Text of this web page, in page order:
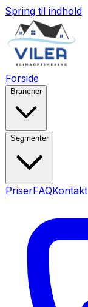
Spring til indhold
Forside
Brancher
Segmenter
PriserFAQKontakt